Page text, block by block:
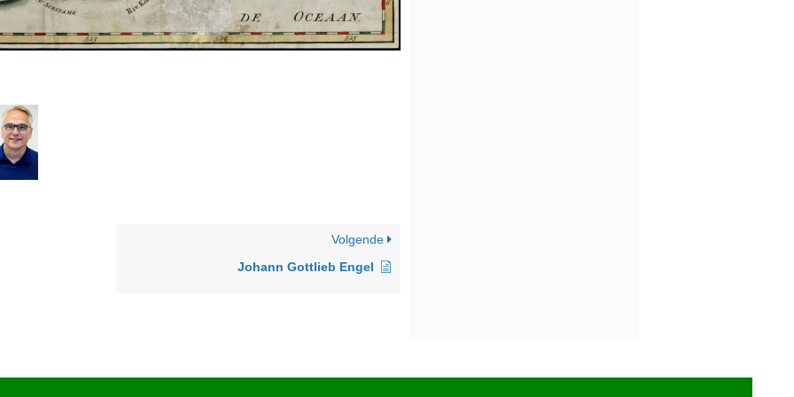
Volgende
Johann Gottlieb Engel